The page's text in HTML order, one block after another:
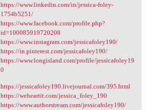
https://www.linkedin.com/in/jessica-foley-
1754b5251/
https://www.facebook.com/profile.php?
id=100085919720208
https://www.instagram.com/jessicafoley190/
https://in.pinterest.com/jessicafoley190/
https://www.longisland.com/profile/jessicafoley19
0
https://jessicafoley190.livejournal.com/395.html
https://weheartit.com/jessica_foley_190
https://www.authorstream.com/jessicafoley190/